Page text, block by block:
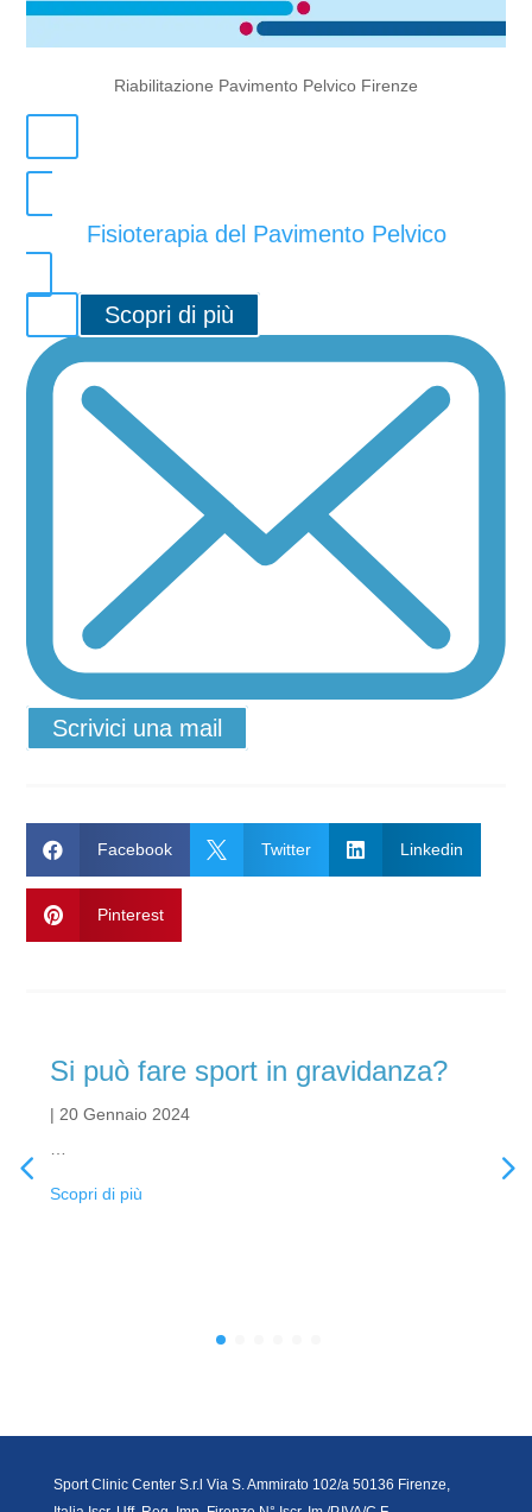
Riabilitazione Pavimento Pelvico Firenze
Fisioterapia del Pavimento Pelvico
Scopri di più
Scrivici una mail
 Facebook  Twitter  Linkedin
 Pinterest
Si può fare sport in gravidanza?
| 20 Gennaio 2024
Scopri di più
Sport Clinic Center S.r.l Via S. Ammirato 102/a 50136 Firenze,